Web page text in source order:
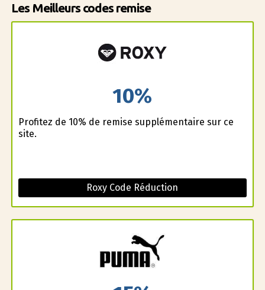
Les Meilleurs codes remise
10%
Profitez de 10% de remise supplémentaire sur ce
site.
Roxy Code Réduction